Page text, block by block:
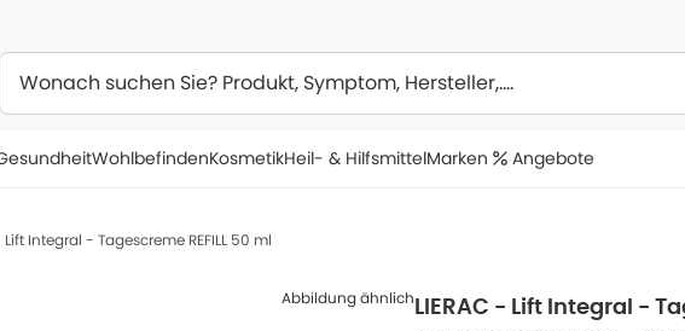
WohlbefindenKosmetikHeil- & HilfsmittelMarken Angebote
Lift Integral - Tagescreme REFILL 50 ml
Abbildung ähnlich LIERAC - Lift Integral -